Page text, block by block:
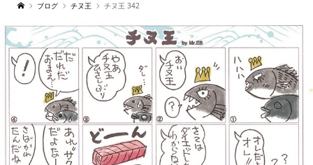
ブログ チヌ王 チヌ王 342